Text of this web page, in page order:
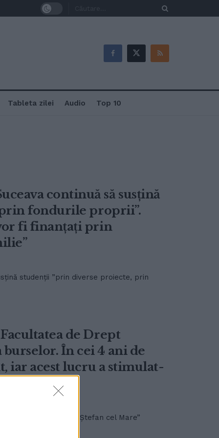
Tableta zilei Audio Top 10
continuă să susțină
fondurile proprii”.
fi finanțați prin
studenții ”prin diverse proiecte, prin
de Drept
În cei 4 ani de
iar acest lucru a stimulat-
cadrul Universității ”Ștefan cel Mare”